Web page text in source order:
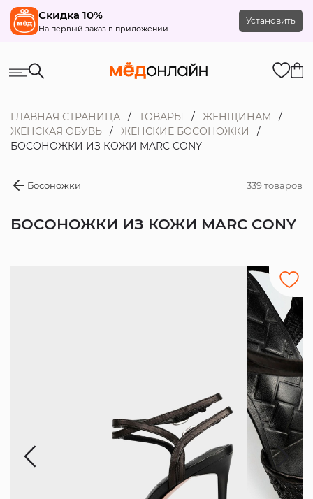
Скидка 10%
На первый заказ в приложении
Установить
ГЛАВНАЯ СТРАНИЦА ТОВАРЫ
ЖЕНЩИНАМ
ЖЕНСКАЯ ОБУВЬ
ЖЕНСКИЕ БОСОНОЖКИ
БОСОНОЖКИ ИЗ КОЖИ MARC CONY
Босоножки 339 товаров
БОСОНОЖКИ ИЗ КОЖИ MARC CONY